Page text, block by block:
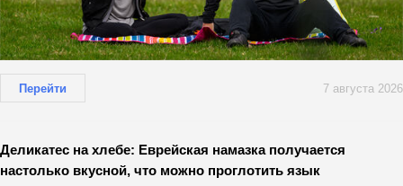
Перейти 7 августа 2026
Деликатес на хлебе: Еврейская намазка получается
настолько вкусной, что можно проглотить язык